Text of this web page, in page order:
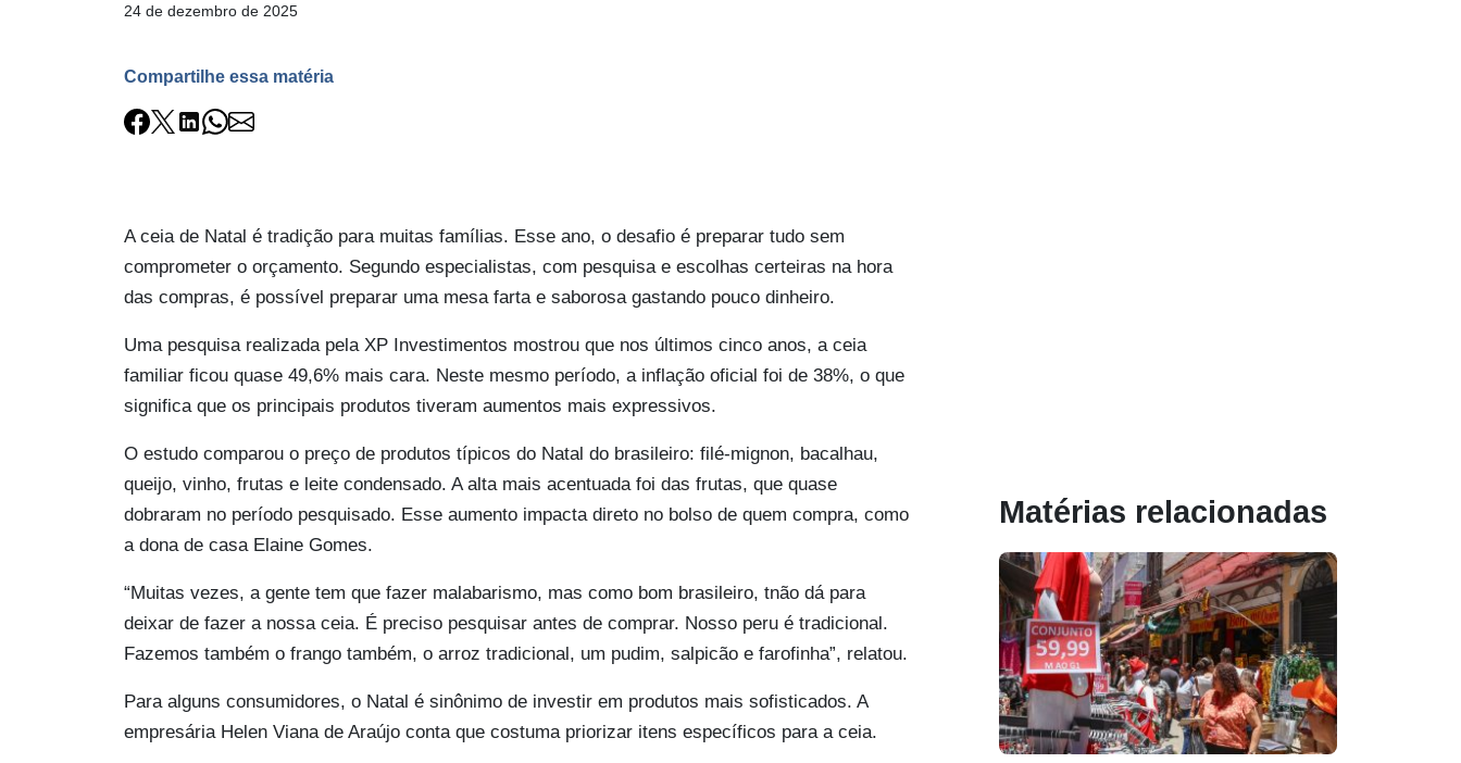
24 de dezembro de 2025
Compartilhe essa matéria
A ceia de Natal é tradição para muitas famílias. Esse ano, o desafio é preparar tudo sem
comprometer o orçamento. Segundo especialistas, com pesquisa e escolhas certeiras na hora
das compras, é possível preparar uma mesa farta e saborosa gastando pouco dinheiro.
Uma pesquisa realizada pela XP Investimentos mostrou que nos últimos cinco anos, a ceia
familiar ficou quase 49,6% mais cara. Neste mesmo período, a inflação oficial foi de 38%, o que
significa que os principais produtos tiveram aumentos mais expressivos.
O estudo comparou o preço de produtos típicos do Natal do brasileiro: filé-mignon, bacalhau,
queijo, vinho, frutas e leite condensado. A alta mais acentuada foi das frutas, que quase
dobraram no período pesquisado. Esse aumento impacta direto no bolso de quem compra, como
a dona de casa Elaine Gomes.
“Muitas vezes, a gente tem que fazer malabarismo, mas como bom brasileiro, tnão dá para
deixar de fazer a nossa ceia. É preciso pesquisar antes de comprar. Nosso peru é tradicional.
Fazemos também o frango também, o arroz tradicional, um pudim, salpicão e farofinha”, relatou.
Para alguns consumidores, o Natal é sinônimo de investir em produtos mais sofisticados. A
empresária Helen Viana de Araújo conta que costuma priorizar itens específicos para a ceia.
Matérias relacionadas